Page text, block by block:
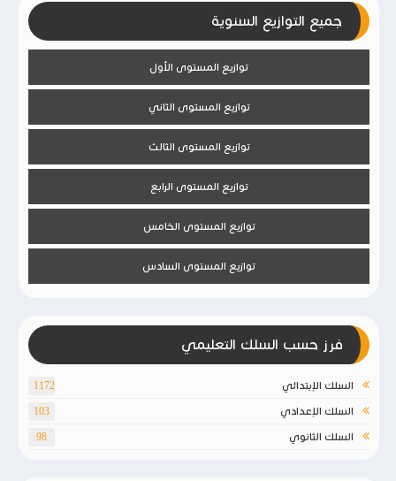
جميع التوازيع السنوية
توازيع المستوى الأول
توازيع المستوى الثاني
توازيع المستوى الثالث
توازيع المستوى الرابع
توازيع المستوى الخامس
توازيع المستوى السادس
فرز حسب السلك التعليمي
السلك الإبتدائي 1172
السلك الإعدادي 103
السلك الثانوي 98